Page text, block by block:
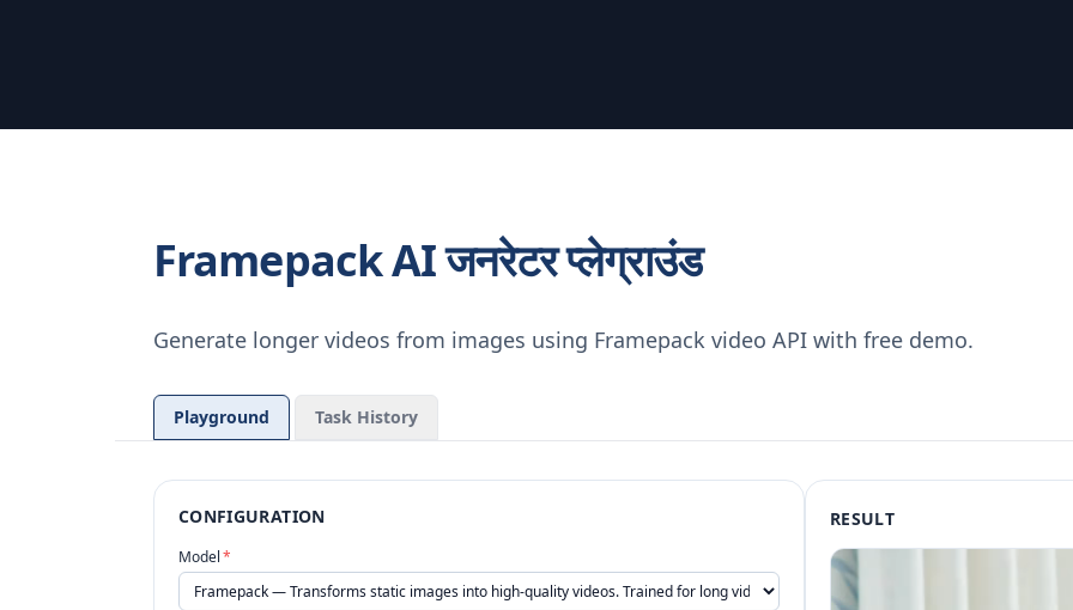
Framepack AI जनरेटर प्लेग्राउंड
Generate longer videos from images using Framepack video API with free demo.
Playground Task History
CONFIGURATION
Model*
RESULT